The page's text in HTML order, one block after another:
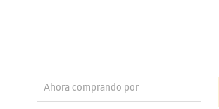
Ahora comprando por